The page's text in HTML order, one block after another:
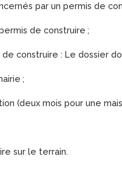
par un permis de
de construire ;
construire : Le dossier
;
(deux mois pour une
sur le terrain.